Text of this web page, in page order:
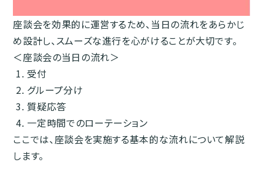
座談会を効果的に運営するため、当日の流れをあらかじ
め設計し、スムーズな進行を心がけることが大切です。
＜座談会の当日の流れ＞
受付
グループ分け
質疑応答
一定時間でのローテーション
ここでは、座談会を実施する基本的な流れについて解説
します。